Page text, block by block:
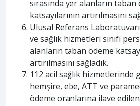
sırasında yer alanların taban
katsayılarının artırılmasını
Ulusal Referans
ve sağlık hizmetleri sınıfı
alanların taban ödeme
artırılmasını sağladık.
112 acil sağlık hizmetlerinde
hemşire, ebe, ATT ve
ödeme oranlarına ilave